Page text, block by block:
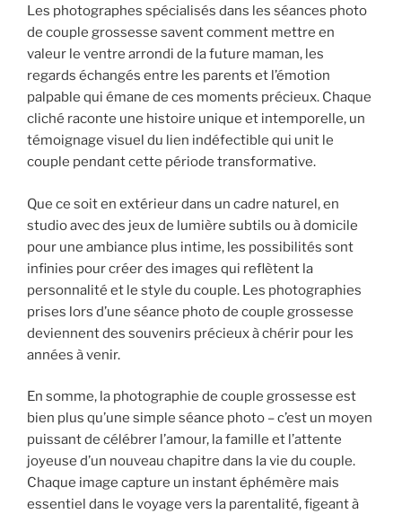
Les photographes spécialisés dans les séances photo
de couple grossesse savent comment mettre en
valeur le ventre arrondi de la future maman, les
regards échangés entre les parents et l’émotion
palpable qui émane de ces moments précieux. Chaque
cliché raconte une histoire unique et intemporelle, un
témoignage visuel du lien indéfectible qui unit le
couple pendant cette période transformative.
Que ce soit en extérieur dans un cadre naturel, en
studio avec des jeux de lumière subtils ou à domicile
pour une ambiance plus intime, les possibilités sont
infinies pour créer des images qui reflètent la
personnalité et le style du couple. Les photographies
prises lors d’une séance photo de couple grossesse
deviennent des souvenirs précieux à chérir pour les
années à venir.
En somme, la photographie de couple grossesse est
bien plus qu’une simple séance photo – c’est un moyen
puissant de célébrer l’amour, la famille et l’attente
joyeuse d’un nouveau chapitre dans la vie du couple.
Chaque image capture un instant éphémère mais
essentiel dans le voyage vers la parentalité, figeant à